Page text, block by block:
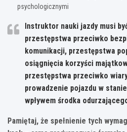
psychologicznymi
Instruktor nauki jazdy musi
przestępstwa przeciwko
komunikacji, przestępstwa
osiągnięcia korzyści
przestępstwa przeciwko
prowadzenie pojazdu w
wpływem środka
Pamiętaj, że spełnienie tych